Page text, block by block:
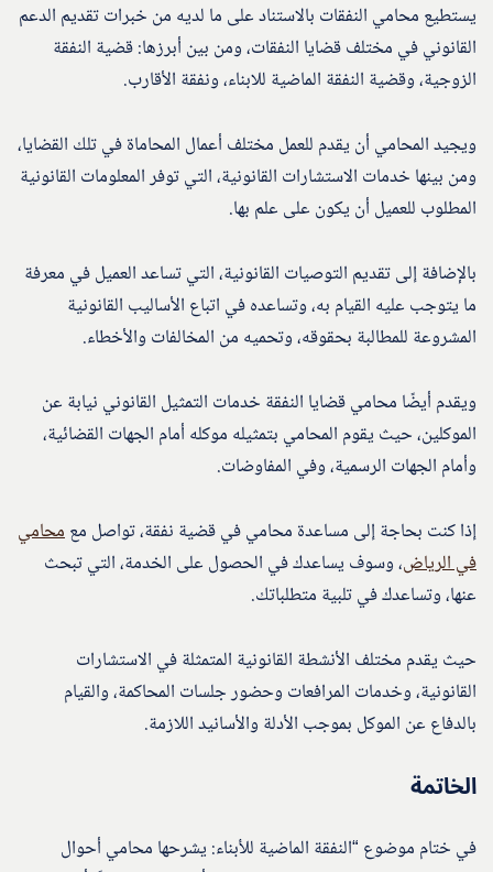
يستطيع محامي النفقات بالاستناد على ما لديه من خبرات تقديم الدعم
القانوني في مختلف قضايا النفقات، ومن بين أبرزها: قضية النفقة
الزوجية، وقضية النفقة الماضية للابناء، ونفقة الأقارب.
ويجيد المحامي أن يقدم للعمل مختلف أعمال المحاماة في تلك القضايا،
ومن بينها خدمات الاستشارات القانونية، التي توفر المعلومات القانونية
المطلوب للعميل أن يكون على علم بها.
بالإضافة إلى تقديم التوصيات القانونية، التي تساعد العميل في معرفة
ما يتوجب عليه القيام به، وتساعده في اتباع الأساليب القانونية
المشروعة للمطالبة بحقوقه، وتحميه من المخالفات والأخطاء.
ويقدم أيضًا محامي قضايا النفقة خدمات التمثيل القانوني نيابة عن
الموكلين، حيث يقوم المحامي بتمثيله موكله أمام الجهات القضائية،
وأمام الجهات الرسمية، وفي المفاوضات.
إذا كنت بحاجة إلى مساعدة محامي في قضية نفقة، تواصل معمحامي
في الرياض، وسوف يساعدك في الحصول على الخدمة، التي تبحث
عنها، وتساعدك في تلبية متطلباتك.
حيث يقدم مختلف الأنشطة القانونية المتمثلة في الاستشارات
القانونية، وخدمات المرافعات وحضور جلسات المحاكمة، والقيام
بالدفاع عن الموكل بموجب الأدلة والأسانيد اللازمة.
الخاتمة
في ختام موضوع “النفقة الماضية للأبناء: يشرحها محامي أحوال